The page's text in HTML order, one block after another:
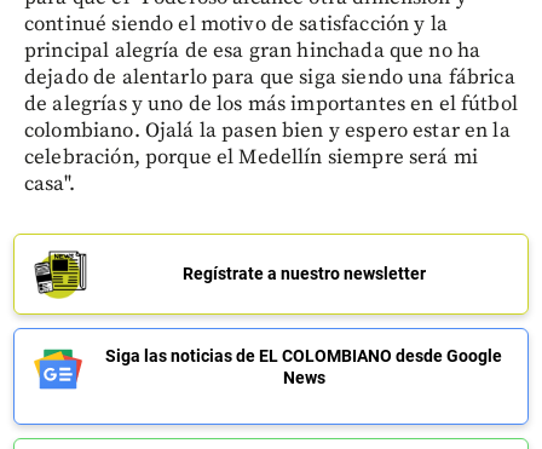
continué siendo el motivo de satisfacción y la
principal alegría de esa gran hinchada que no ha
dejado de alentarlo para que siga siendo una fábrica
de alegrías y uno de los más importantes en el fútbol
colombiano. Ojalá la pasen bien y espero estar en la
celebración, porque el Medellín siempre será mi
casa".
Regístrate a nuestro newsletter
Siga las noticias de EL COLOMBIANO desde Google
News